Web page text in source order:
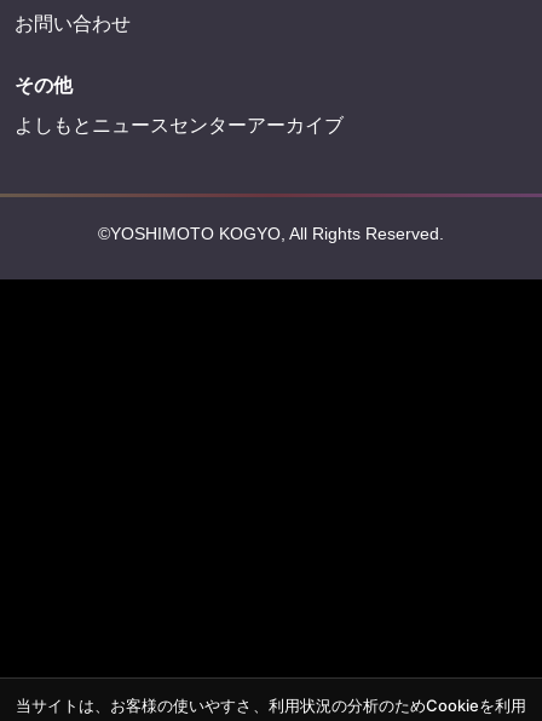
お問い合わせ
その他
よしもとニュースセンターアーカイブ
©YOSHIMOTO KOGYO, All Rights Reserved.
当サイトは、お客様の使いやすさ、利用状況の分析のためCookieを利用